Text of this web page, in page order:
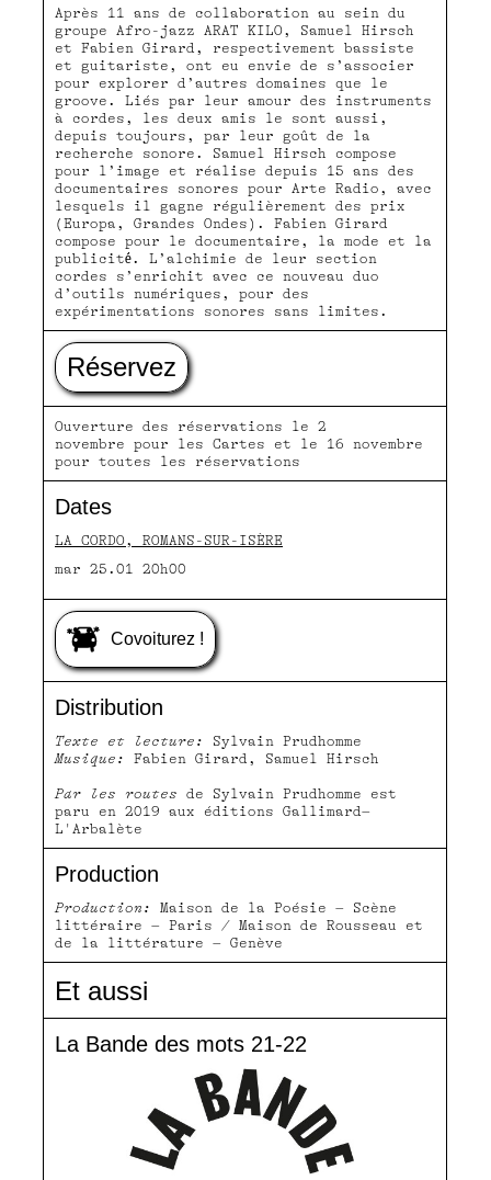
Après 11 ans de collaboration au sein du
groupe Afro-jazz ARAT KILO, Samuel Hirsch
et Fabien Girard, respectivement bassiste
et guitariste, ont eu envie de s’associer
pour explorer d’autres domaines que le
groove. Liés par leur amour des instruments
à cordes, les deux amis le sont aussi,
depuis toujours, par leur goût de la
recherche sonore. Samuel Hirsch compose
pour l’image et réalise depuis 15 ans des
documentaires sonores pour Arte Radio, avec
lesquels il gagne régulièrement des prix
(Europa, Grandes Ondes). Fabien Girard
compose pour le documentaire, la mode et la
publicité́. L’alchimie de leur section
cordes s’enrichit avec ce nouveau duo
d’outils numériques, pour des
expérimentations sonores sans limites.
Distribution
Texte et lecture:
Sylvain Prudhomme
Musique:
Fabien Girard, Samuel Hirsch
Par les routes de Sylvain Prudhomme est
paru en 2019 aux éditions Gallimard–
L'Arbalète
Production
Production:
Maison de la Poésie – Scène
littéraire – Paris / Maison de Rousseau et
de la littérature – Genève
Et aussi
La Bande des mots 21-22
Réservez
Ouverture des réservations le 2
novembre pour les Cartes et le 16 novembre
pour toutes les réservations
Dates
LA CORDO, ROMANS-SUR-ISÈRE
mar 25.01 20h00
Covoiturez !